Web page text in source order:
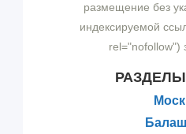
размещение без
индексируемой
rel="nofollow")